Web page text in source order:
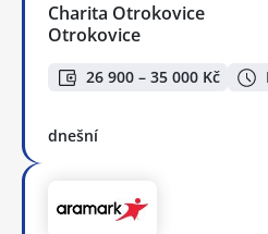
Charita Otrokovice
Otrokovice
26 900 – 35 000 Kč
dnešní